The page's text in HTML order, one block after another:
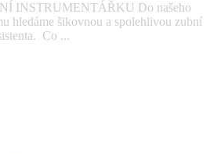
INSTRUMENTÁŘKU Do našeho
hledáme šikovnou a spolehlivou zubní
Co ...